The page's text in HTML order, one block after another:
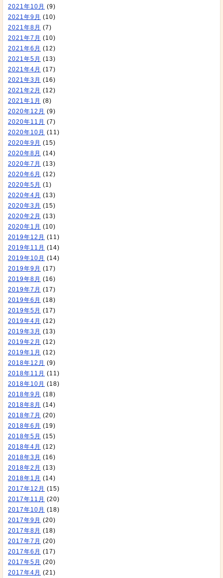
2021年10月 (9)
2021年9月 (10)
2021年8月 (7)
2021年7月 (10)
2021年6月 (12)
2021年5月 (13)
2021年4月 (17)
2021年3月 (16)
2021年2月 (12)
2021年1月 (8)
2020年12月 (9)
2020年11月 (7)
2020年10月 (11)
2020年9月 (15)
2020年8月 (14)
2020年7月 (13)
2020年6月 (12)
2020年5月 (1)
2020年4月 (13)
2020年3月 (15)
2020年2月 (13)
2020年1月 (10)
2019年12月 (11)
2019年11月 (14)
2019年10月 (14)
2019年9月 (17)
2019年8月 (16)
2019年7月 (17)
2019年6月 (18)
2019年5月 (17)
2019年4月 (12)
2019年3月 (13)
2019年2月 (12)
2019年1月 (12)
2018年12月 (9)
2018年11月 (11)
2018年10月 (18)
2018年9月 (18)
2018年8月 (14)
2018年7月 (20)
2018年6月 (19)
2018年5月 (15)
2018年4月 (12)
2018年3月 (16)
2018年2月 (13)
2018年1月 (14)
2017年12月 (15)
2017年11月 (20)
2017年10月 (18)
2017年9月 (20)
2017年8月 (18)
2017年7月 (20)
2017年6月 (17)
2017年5月 (20)
2017年4月 (21)